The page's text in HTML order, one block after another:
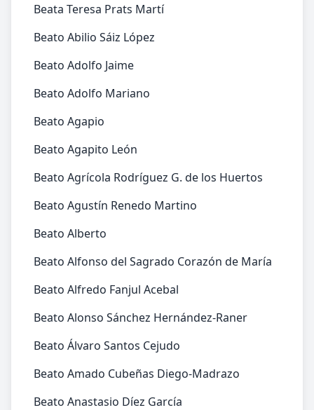
Beata Teresa Prats Martí
Beato Abilio Sáiz López
Beato Adolfo Jaime
Beato Adolfo Mariano
Beato Agapio
Beato Agapito León
Beato Agrícola Rodríguez G. de los Huertos
Beato Agustín Renedo Martino
Beato Alberto
Beato Alfonso del Sagrado Corazón de María
Beato Alfredo Fanjul Acebal
Beato Alonso Sánchez Hernández-Raner
Beato Álvaro Santos Cejudo
Beato Amado Cubeñas Diego-Madrazo
Beato Anastasio Díez García